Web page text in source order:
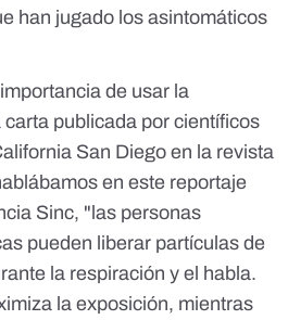
han jugado los asintomáticos
de usar la
publicada por científicos
San Diego en la revista
en este reportaje
Sinc, "las personas
pueden liberar partículas de
la respiración y el habla.
la exposición, mientras